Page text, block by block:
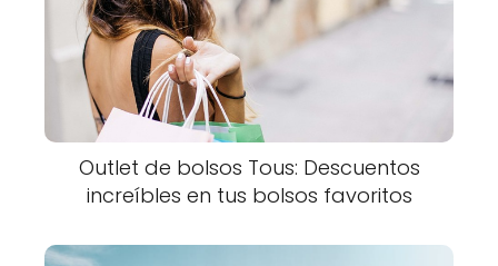
Outlet de bolsos Tous: Descuentos
increíbles en tus bolsos favoritos